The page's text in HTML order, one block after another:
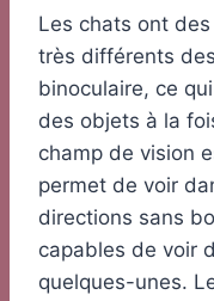
Les chats ont
très différents
binoculaire, ce
des objets à la
champ de vision
permet de voir
directions sans
capables de voir
quelques-unes.